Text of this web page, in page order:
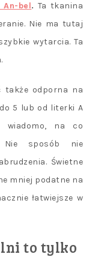
bel. Ta tkanina
Nie ma tutaj
wytarcia. Ta
także odporna na
5 lub od literki A
wiadomo, na co
Nie sposób nie
Świetne
mniej podatne na
łatwiejsze w
to tylko